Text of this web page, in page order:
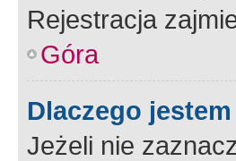
Rejestracja
Góra
Dlaczego
Jeżeli nie